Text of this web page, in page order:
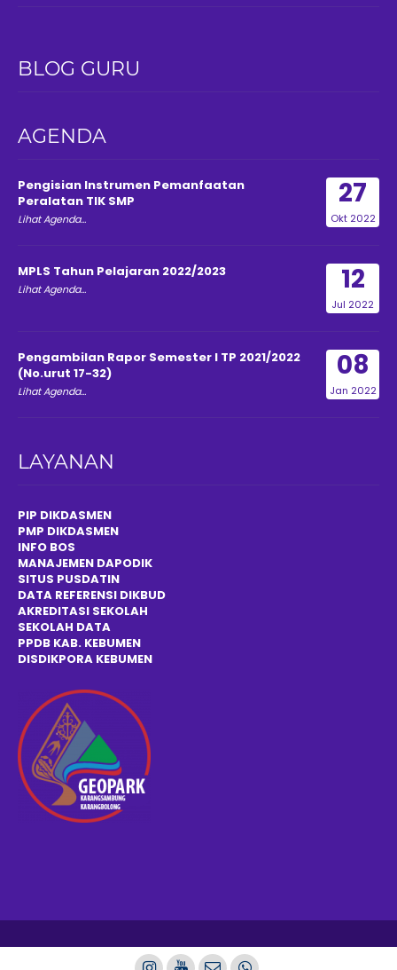
BLOG GURU
AGENDA
27
Okt 2022
Pengisian Instrumen Pemanfaatan
Peralatan TIK SMP
Lihat Agenda...
12
Jul 2022
MPLS Tahun Pelajaran 2022/2023
Lihat Agenda...
08
Jan 2022
Pengambilan Rapor Semester I TP 2021/2022
(No.urut 17-32)
Lihat Agenda...
LAYANAN
PIP DIKDASMEN
PMP DIKDASMEN
INFO BOS
MANAJEMEN DAPODIK
SITUS PUSDATIN
DATA REFERENSI DIKBUD
AKREDITASI SEKOLAH
SEKOLAH DATA
PPDB KAB. KEBUMEN
DISDIKPORA KEBUMEN
ICT Spendago